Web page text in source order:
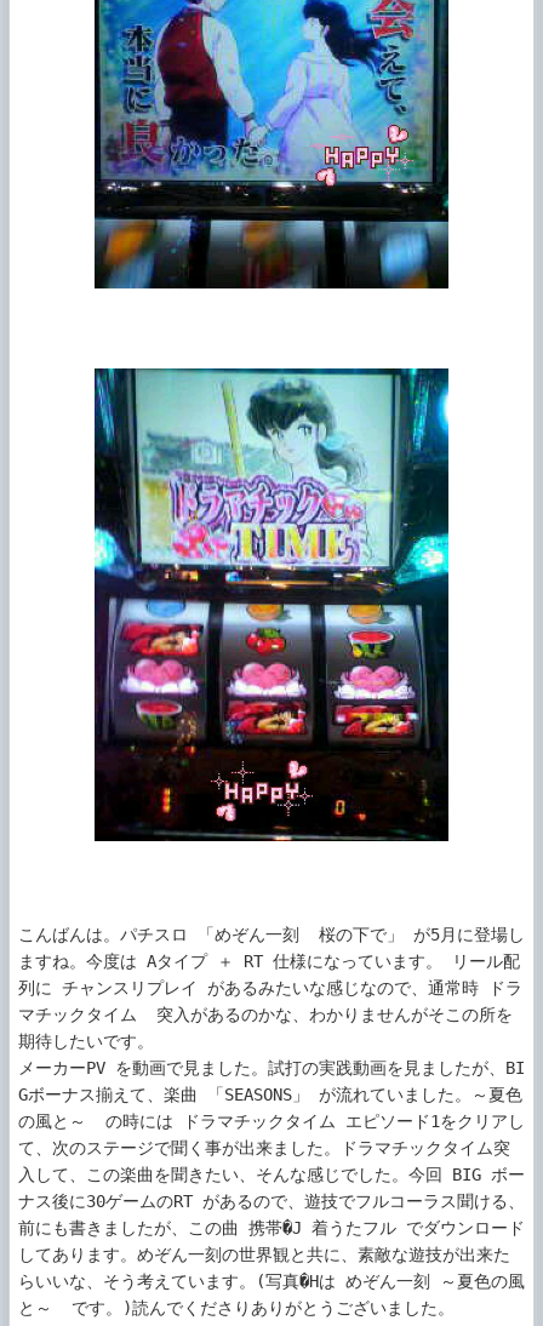
こんばんは。パチスロ 「めぞん一刻  桜の下で」 が5月に登場し
ますね。今度は Aタイプ ＋ RT 仕様になっています。 リール配
列に チャンスリプレイ があるみたいな感じなので、通常時 ドラ
マチックタイム  突入があるのかな、わかりませんがそこの所を
期待したいです。
メーカーPV を動画で見ました。試打の実践動画を見ましたが、BI
Gボーナス揃えて、楽曲 「SEASONS」 が流れていました。～夏色
の風と～  の時には ドラマチックタイム エピソード1をクリアし
て、次のステージで聞く事が出来ました。ドラマチックタイム突
入して、この楽曲を聞きたい、そんな感じでした。今回 BIG ボー
ナス後に30ゲームのRT があるので、遊技でフルコーラス聞ける、
前にも書きましたが、この曲 携帯�J 着うたフル でダウンロード
してあります。めぞん一刻の世界観と共に、素敵な遊技が出来た
らいいな、そう考えています。(写真�Hは めぞん一刻 ～夏色の風
と～  です。)読んでくださりありがとうございました。